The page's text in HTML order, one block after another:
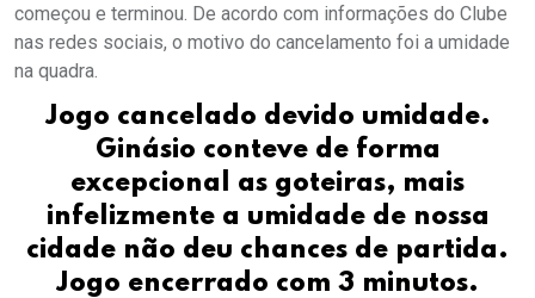
começou e terminou. De acordo com informações do Clube
nas redes sociais, o motivo do cancelamento foi a umidade
na quadra.
Jogo cancelado devido umidade.
Ginásio conteve de forma
excepcional as goteiras, mais
infelizmente a umidade de nossa
cidade não deu chances de partida.
Jogo encerrado com 3 minutos.